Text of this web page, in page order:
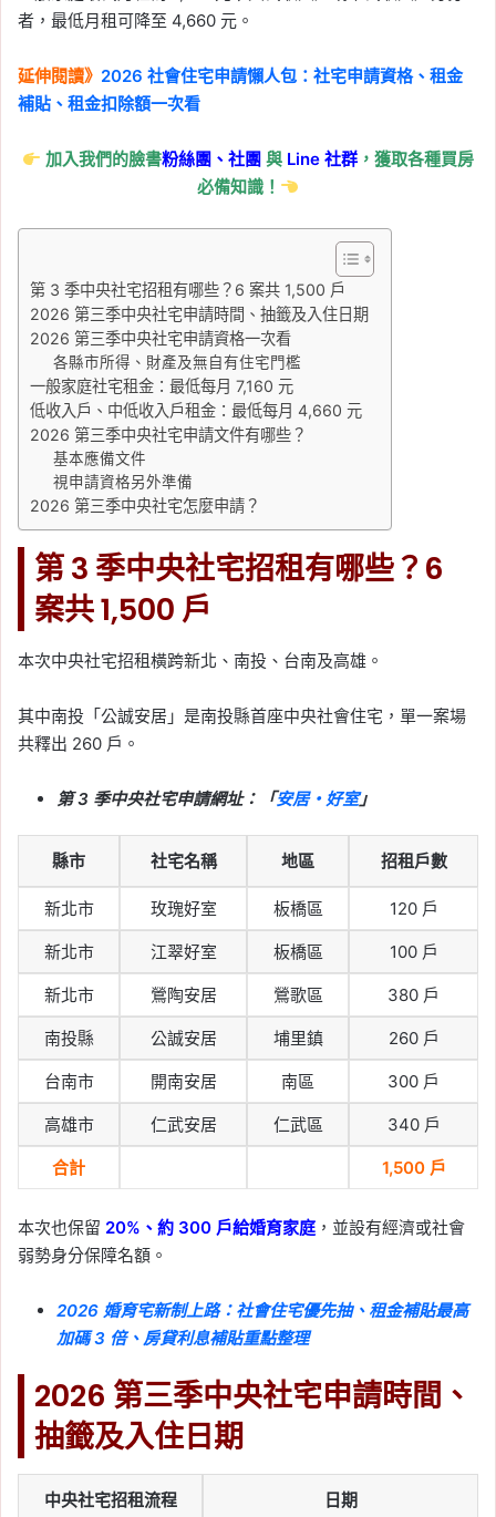
日本
後翻黑！收跌 105 點失守
4 萬，台積電、聯發科逆
勢上漲
美國 , 美國聯準會
股, 美股財報, 股票,
2026-07-30
聯準會 7 月利率決議出
爐！利率連 5 次按兵不
動，3 位官員主張升息 1
碼
息, 央行降息
2026-07-29
7/29 國巨法說會報喜！
Tag:國巨, 法說會, 財報
7/29 聯電法說會結果：
利用率拚逾 90%，台南再
聯電法說會
2026-07-29
7/29 台股重挫 1564 點險
守 4 萬點！台積電收
2200 元，費半、韓股與
AI 疑慮持續施壓
台股, 日本 美國聯準會
美股財報,
2026-07-29
2026 聯電法說會直播
7/29 下午 5 點登場！線
上看連結、電話代碼與
Q2 六大重點整理
2026-07-29
熊本 7.1 強震衝擊台積電
安全，產線逐步回復
Tag:
積電設廠
者，最低月租可降至 4,660 元。
延伸閱讀》 2026 社會住宅申請懶人包：社宅申請資格、租金
補貼、租金扣除額一次看
加入我們的臉書粉絲團、社團與 Line社群 ，獲取各種買房
必備知識！
第 3 季中央社宅招租有哪些？6 案共 1,500 戶
2026 第三季中央社宅申請時間、抽籤及入住日期
2026 第三季中央社宅申請資格一次看
各縣市所得、財產及無自有住宅門檻
一般家庭社宅租金：最低每月 7,160 元
低收入戶、中低收入戶租金：最低每月 4,660 元
2026 第三季中央社宅申請文件有哪些？
基本應備文件
視申請資格另外準備
2026 第三季中央社宅怎麼申請？
第 3 季中央社宅招租有哪些？6
案共 1,500 戶
本次中央社宅招租橫跨新北、南投、台南及高雄。
其中南投「公誠安居」是南投縣首座中央社會住宅，單一案場
共釋出 260 戶。
第 3 季中央社宅申請網址：「安居・好室」
縣市 社宅名稱 地區 招租戶數
新北市 玫瑰好室 板橋區 120 戶
新北市 江翠好室 板橋區 100 戶
新北市 鶯陶安居 鶯歌區 380 戶
南投縣 公誠安居 埔里鎮 260 戶
台南市 開南安居 南區 300 戶
高雄市 仁武安居 仁武區 340 戶
合計 1,500 戶
本次也保留 20%、約 300 戶給婚育家庭 ，並設有經濟或社會
弱勢身分保障名額。
2026 婚育宅新制上路：社會住宅優先抽、租金補貼最高
加碼 3 倍、房貸利息補貼重點整理
2026 第三季中央社宅申請時間、
抽籤及入住日期
中央社宅招租流程 日期